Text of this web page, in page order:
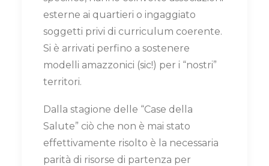
esterne ai quartieri o ingaggiato
soggetti privi di curriculum coerente.
Si è arrivati perfino a sostenere
modelli amazzonici (sic!) per i “nostri”
territori.
Dalla stagione delle “Case della
Salute” ciò che non è mai stato
effettivamente risolto è la necessaria
parità di risorse di partenza per